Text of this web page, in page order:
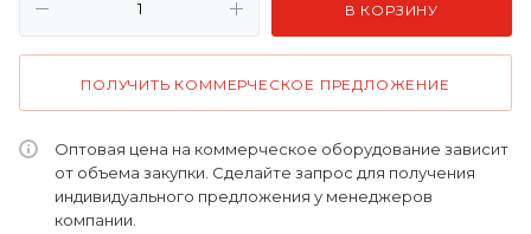
В КОРЗИНУ
ПОЛУЧИТЬ КОММЕРЧЕСКОЕ ПРЕДЛОЖЕНИЕ
Оптовая цена на коммерческое оборудование зависит
от объема закупки. Сделайте запрос для получения
индивидуального предложения у менеджеров
компании.